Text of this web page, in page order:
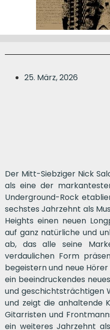
25. März, 2026
Der Mitt-Siebziger Nick
als eine der
Underground-Rock
sechstes Jahrzehnt als
Heights einen neuen
auf ganz natürliche und
ab, das alle seine
verdaulichen Form
begeistern und neue
ein beeindruckendes
und geschichtsträchtigen
und zeigt die anhaltende
Gitarristen und
ein weiteres Jahrzehnt